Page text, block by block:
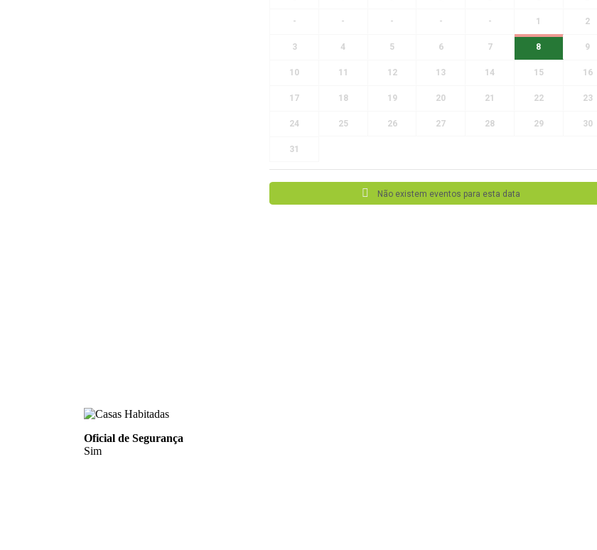
Oficial de Segurança
Sim
- - - - - 1 2
3 4 5 6 7 8 9
10 11 12 13 14 15 16
17 18 19 20 21 22 23
24 25 26 27 28 29 30
31
Não existem eventos para esta data